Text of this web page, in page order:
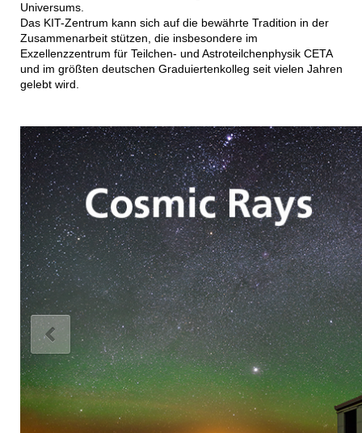
Universums.
Das KIT-Zentrum kann sich auf die bewährte Tradition in der
Zusammenarbeit stützen, die insbesondere im
Exzellenzzentrum für Teilchen- und Astroteilchenphysik CETA
und im größten deutschen Graduiertenkolleg seit vielen Jahren
gelebt wird.